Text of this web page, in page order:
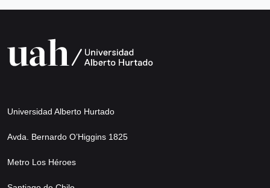
Universidad Alberto Hurtado
Avda. Bernardo O’Higgins 1825
Metro Los Héroes